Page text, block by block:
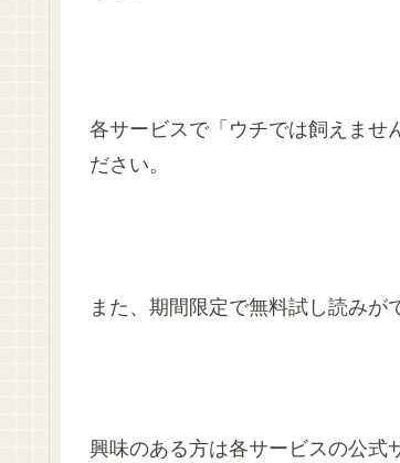
各サービスで「ウチでは飼えませ
ださい。
また、期間限定で無料試し読みが
興味のある方は各サービスの公式